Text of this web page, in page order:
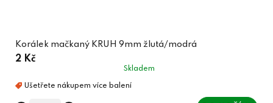
Korálek mačkaný KRUH 9mm žlutá/modrá
2 Kč
Skladem